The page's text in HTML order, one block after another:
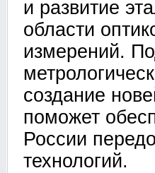
и развитие
области
измерений.
создание
поможет
России
технологий.